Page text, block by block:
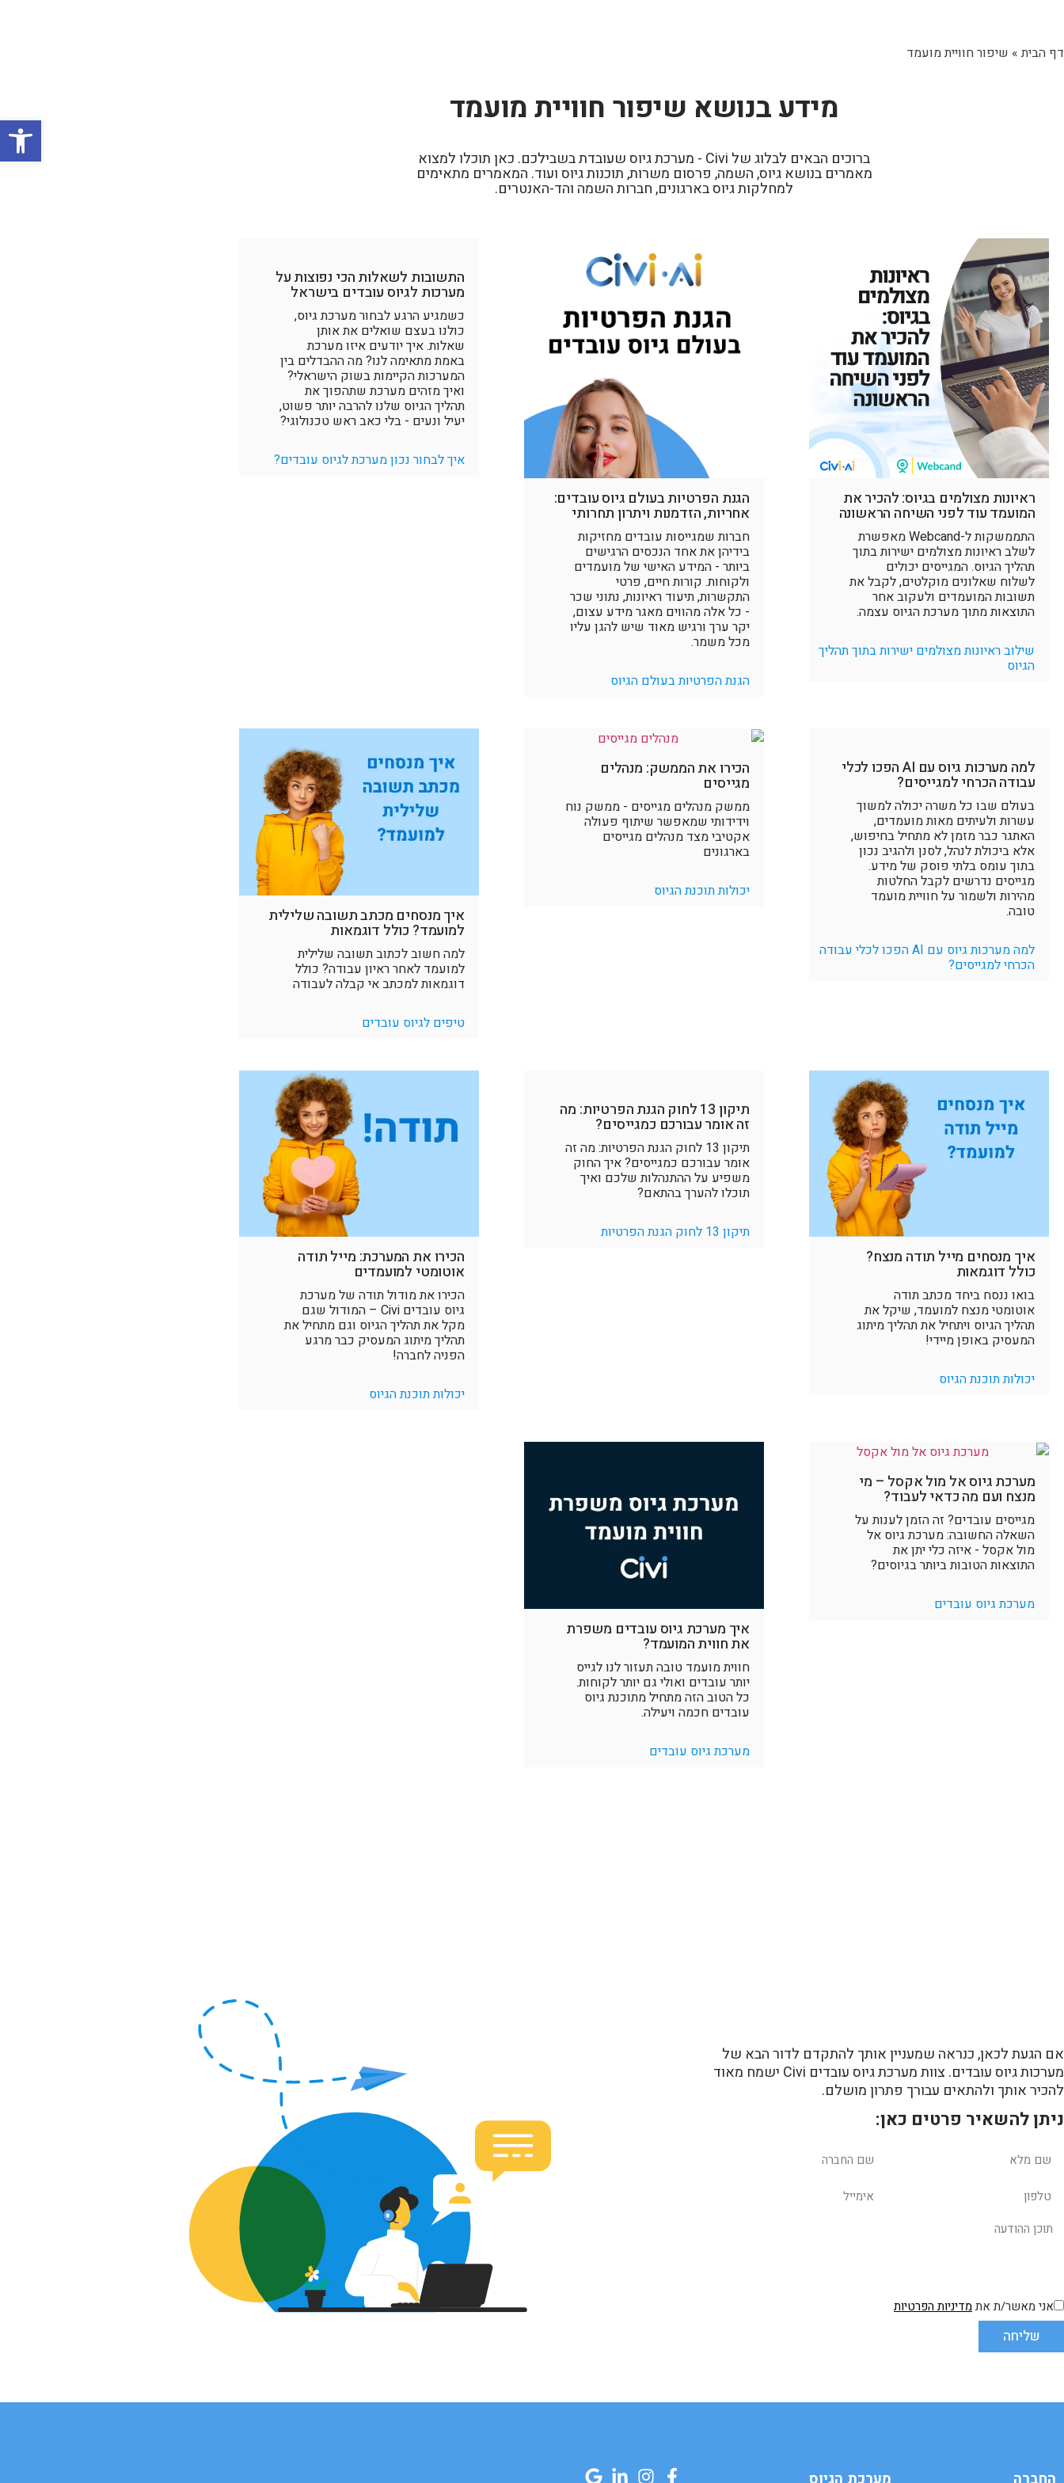
דף הבית» שיפור חוויית מועמד
מידע בנושא שיפור חוויית מועמד
ברוכים הבאים לבלוג של Civi - מערכת גיוס שעובדת בשבילכם. כאן תוכלו למצוא
מאמרים בנושא גיוס, השמה, פרסום משרות, תוכנות גיוס ועוד. המאמרים מתאימים
למחלקות גיוס בארגונים, חברות השמה והד-האנטרים.
ראיונות מצולמים בגיוס: להכיר את
המועמד עוד לפני השיחה הראשונה
התממשקות ל-Webcand מאפשרת
לשלב ראיונות מצולמים ישירות בתוך
תהליך הגיוס. המגייסים יכולים
לשלוח שאלונים מוקלטים, לקבל את
תשובות המועמדים ולעקוב אחר
התוצאות מתוך מערכת הגיוס עצמה.
שילוב ראיונות מצולמים ישירות בתוך תהליך
הגיוס
הגנת הפרטיות בעולם גיוס עובדים:
אחריות, הזדמנות ויתרון תחרותי
חברות שמגייסות עובדים מחזיקות
בידיהן את אחד הנכסים הרגישים
ביותר - המידע האישי של מועמדים
ולקוחות. קורות חיים, פרטי
התקשרות, תיעוד ראיונות, נתוני שכר
- כל אלה מהווים מאגר מידע עצום,
יקר ערך ורגיש מאוד שיש להגן עליו
מכל משמר.
הגנת הפרטיות בעולם הגיוס
התשובות לשאלות הכי נפוצות על
מערכות לגיוס עובדים בישראל
כשמגיע הרגע לבחור מערכת גיוס,
כולנו בעצם שואלים את אותן
שאלות. איך יודעים איזו מערכת
באמת מתאימה לנו? מה ההבדלים בין
המערכות הקיימות בשוק הישראלי?
ואיך מזהים מערכת שתהפוך את
תהליך הגיוס שלנו להרבה יותר פשוט,
יעיל ונעים - בלי כאב ראש טכנולוגי?
איך לבחור נכון מערכת לגיוס עובדים?
למה מערכות גיוס עם AI הפכו לכלי
עבודה הכרחי למגייסים?
בעולם שבו כל משרה יכולה למשוך
עשרות ולעיתים מאות מועמדים,
האתגר כבר מזמן לא מתחיל בחיפוש,
אלא ביכולת לנהל, לסנן ולהגיב נכון
בתוך עומס בלתי פוסק של מידע.
מגייסים נדרשים לקבל החלטות
מהירות ולשמור על חוויית מועמד
טובה.
למה מערכות גיוס עם AI הפכו לכלי עבודה
הכרחי למגייסים?
הכירו את הממשק: מנהלים
מגייסים
ממשק מנהלים מגייסים - ממשק נוח
וידידותי שמאפשר שיתוף פעולה
אקטיבי מצד מנהלים מגייסים
בארגונים
יכולות תוכנת הגיוס
איך מנסחים מכתב תשובה שלילית
למועמד? כולל דוגמאות
למה חשוב לכתוב תשובה שלילית
למועמד לאחר ראיון עבודה? כולל
דוגמאות למכתב אי קבלה לעבודה
טיפים לגיוס עובדים
איך מנסחים מייל תודה מנצח?
כולל דוגמאות
בואו ננסח ביחד מכתב תודה
אוטומטי מנצח למועמד, שיקל את
תהליך הגיוס ויתחיל את תהליך מיתוג
המעסיק באופן מיידי!
יכולות תוכנת הגיוס
תיקון 13 לחוק הגנת הפרטיות: מה
זה אומר עבורכם כמגייסים?
תיקון 13 לחוק הגנת הפרטיות: מה זה
אומר עבורכם כמגייסים? איך החוק
משפיע על ההתנהלות שלכם ואיך
תוכלו להערך בהתאם?
תיקון 13 לחוק הגנת הפרטיות
הכירו את המערכת: מייל תודה
אוטומטי למועמדים
הכירו את מודול תודה של מערכת
גיוס עובדים Civi – המודול שגם
מקל את תהליך הגיוס וגם מתחיל את
תהליך מיתוג המעסיק כבר מרגע
הפניה לחברה!
יכולות תוכנת הגיוס
מערכת גיוס אל מול אקסל – מי
מנצח ועם מה כדאי לעבוד?
מגייסים עובדים? זה הזמן לענות על
השאלה החשובה: מערכת גיוס אל
מול אקסל - איזה כלי יתן את
התוצאות הטובות ביותר בגיוסים?
מערכת גיוס עובדים
איך מערכת גיוס עובדים משפרת
את חווית המועמד?
חווית מועמד טובה תעזור לנו לגייס
יותר עובדים ואולי גם יותר לקוחות.
כל הטוב הזה מתחיל מתוכנת גיוס
עובדים חכמה ויעילה.
מערכת גיוס עובדים
אם הגעת לכאן, כנראה שמעניין אותך להתקדם לדור הבא של
מערכות גיוס עובדים. צוות מערכת גיוס עובדים Civi ישמח מאוד
להכיר אותך ולהתאים עבורך פתרון מושלם.
ניתן להשאיר פרטים כאן:
אני מאשר/ת אתמדיניות הפרטיות
שליחה
פתח